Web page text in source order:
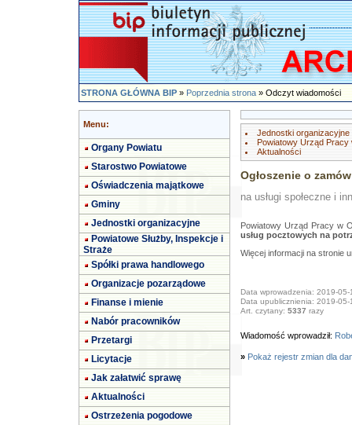
STRONA GŁÓWNA BIP»Poprzednia strona» Odczyt wiadomości
Menu:
Organy Powiatu
Starostwo Powiatowe
Oświadczenia majątkowe
Gminy
Jednostki organizacyjne
Powiatowe Służby, Inspekcje i
Straże
Spółki prawa handlowego
Organizacje pozarządowe
Finanse i mienie
Nabór pracowników
Przetargi
Licytacje
Jak załatwić sprawę
Aktualności
Ostrzeżenia pogodowe
Jednostki organizacyjne
Powiatowy Urząd Pracy
Aktualności
Ogłoszenie o
na usługi społeczne i
Powiatowy Urząd Pracy w
usług pocztowych na
Więcej informacji na stronie
Data wprowadzenia: 2019-05-
Data upublicznienia: 2019-05-
Art. czytany: 5337 razy
Wiadomość wprowadził:
» Pokaż rejestr zmian dla